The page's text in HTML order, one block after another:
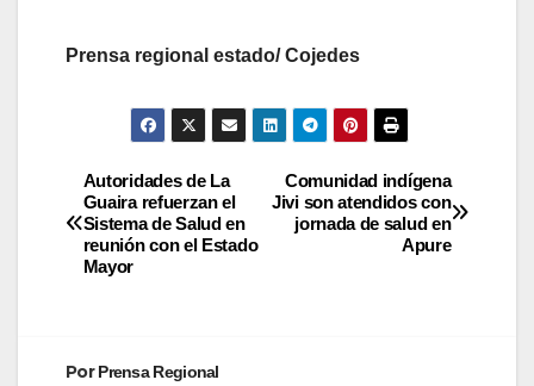
Prensa regional estado/ Cojedes
Comunidad indígena
Jivi son atendidos con
jornada de salud en
Apure
Autoridades de La
Guaira refuerzan el
Sistema de Salud en
reunión con el Estado
Mayor
PorPrensa Regional